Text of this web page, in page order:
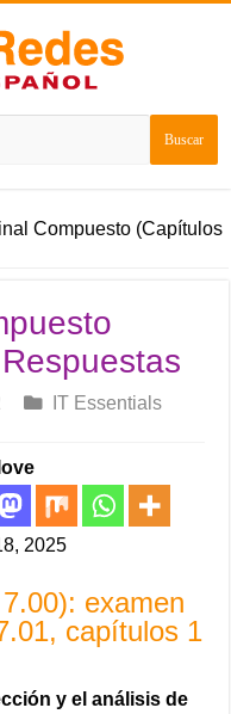
Compuesto (Capítulos
IT Essentials
2025
examen
capítulos 1
y el análisis de